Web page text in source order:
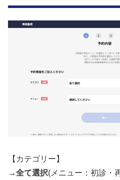
【カテゴリー】
→全て選択(メニュー：初診・